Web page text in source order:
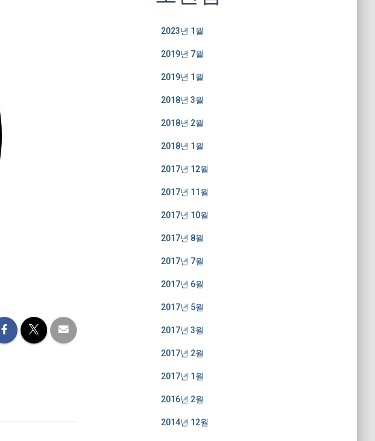
2023년 1월
2019년 7월
2019년 1월
2018년 3월
2018년 2월
2018년 1월
2017년 12월
2017년 11월
2017년 10월
2017년 8월
2017년 7월
2017년 6월
2017년 5월
2017년 3월
2017년 2월
2017년 1월
2016년 2월
2014년 12월